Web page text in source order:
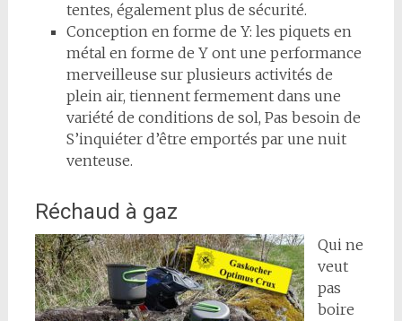
tentes, également plus de sécurité.
Conception en forme de Y: les piquets en
métal en forme de Y ont une performance
merveilleuse sur plusieurs activités de
plein air, tiennent fermement dans une
variété de conditions de sol, Pas besoin de
S’inquiéter d’être emportés par une nuit
venteuse.
Réchaud à gaz
Qui ne
veut
pas
boire